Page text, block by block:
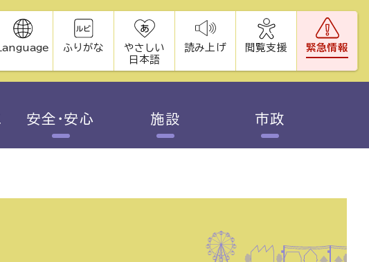
Language ふりがな
やさしい
日本語
読み上げ 閲覧支援 緊急情報
安全・安心 施設 市政